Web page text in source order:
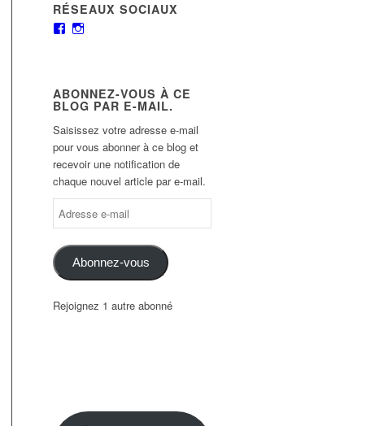
RÉSEAUX SOCIAUX
ABONNEZ-VOUS À CE
BLOG PAR E-MAIL.
Saisissez votre adresse e-mail
pour vous abonner à ce blog et
recevoir une notification de
chaque nouvel article par e-mail.
Abonnez-vous
Rejoignez 1 autre abonné